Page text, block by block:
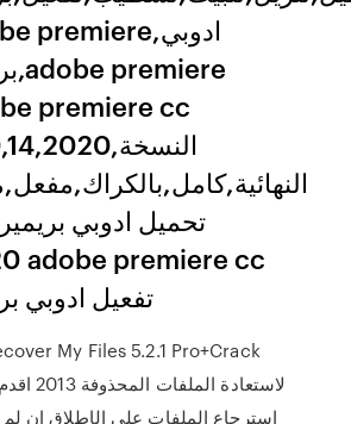
premiere cc
2020,تفعيل ادوبي
لاستعادة
استرجاع الملفات على الإطلاق إن